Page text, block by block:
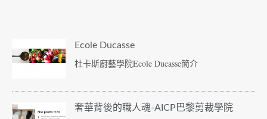
Ecole Ducasse
杜卡斯廚藝學院Ecole Ducasse簡介
奢華背後的職人魂-AICP巴黎剪裁學院